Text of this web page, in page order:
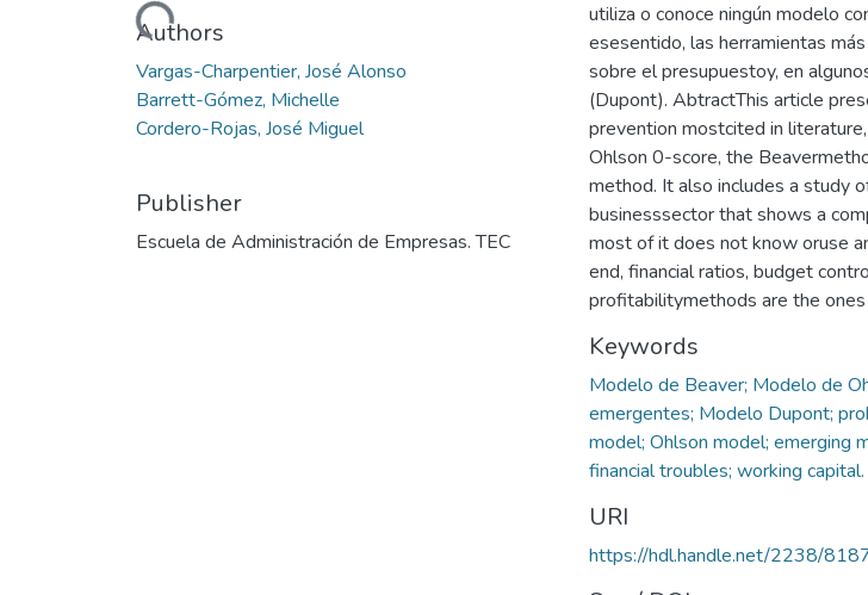
Loading...
Authors
Vargas-Charpentier, José Alonso
Barrett-Gómez, Michelle
Cordero-Rojas, José Miguel
Publisher
Escuela de Administración de Empresas. TEC
utiliza o conoce ningún modelo
esesentido, las herramientas
sobre el presupuestoy, en
(Dupont). AbtractThis article
prevention mostcited in
Ohlson 0-score, the
method. It also includes a study
businesssector that shows a
most of it does not know oruse
end, financial ratios, budget
profitabilitymethods are the
Keywords
Modelo de Beaver; Modelo de
emergentes; Modelo Dupont;
model; Ohlson model; emerging
financial troubles; working capital.
URI
https://hdl.handle.net/2238/